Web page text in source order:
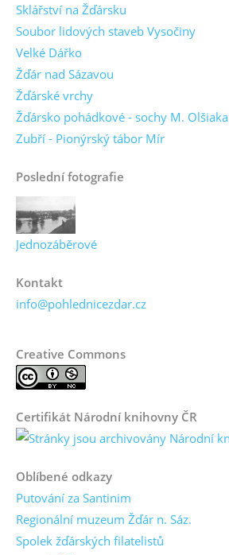
Sklářství na Žďársku
Soubor lidových staveb Vysočiny
Velké Dářko
Žďár nad Sázavou
Žďárské vrchy
Žďársko pohádkové - sochy M. Olšiaka
Zubří - Pionýrský tábor Mír
Poslední fotografie
Jednozáběrové
Kontakt
info@pohlednicezdar.cz
Creative Commons
Certifikát Národní knihovny ČR
Oblíbené odkazy
Putování za Santinim
Regionální muzeum Žďár n. Sáz.
Spolek žďárských filatelistů